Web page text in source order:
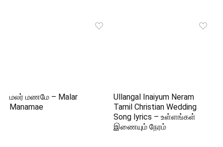
மலர் மணமே – Malar
Manamae
Ullangal Inaiyum Neram
Tamil Christian Wedding
Song lyrics – உள்ளங்கள்
இணையும் நேரம்